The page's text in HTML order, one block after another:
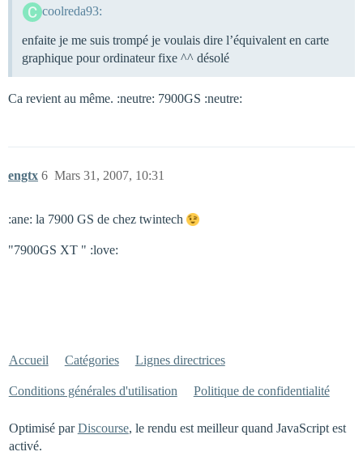
coolreda93:
enfaite je me suis trompé je voulais dire l’équivalent en carte
graphique pour ordinateur fixe ^^ désolé
Ca revient au même. :neutre: 7900GS :neutre:
engtx Mars 31, 2007, 10:31
6
:ane: la 7900 GS de chez twintech
"7900GS XT " :love:
Accueil Catégories Lignes directrices
Conditions générales d'utilisation Politique de confidentialité
Optimisé parDiscourse, le rendu est meilleur quand JavaScript est
activé.